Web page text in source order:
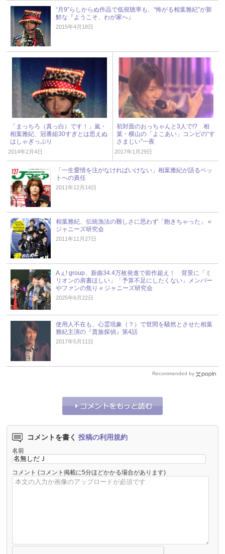
“月9”らしからぬ作品で低視聴率も、“怖がる相葉雅紀”が新
鮮な『ようこそ、わが家へ』
2015年4月18日
「まっちろ（真っ白）です！」嵐・
相葉雅紀、冠番組30すぎとは思えぬ
はしゃぎっぷり
2014年2月4日
初対面のおっちゃんと3人で!? 相
葉・横山の「よこあい」コンビの“す
さまじい”一夜
2017年1月29日
「一生愛情を注がなければいけない」相葉雅紀が語るペッ
トへの責任
2011年12月14日
相葉雅紀、伝統漁法の難しさに思わず「飽きちゃった」 «
ジャニーズ研究会
2011年11月27日
Aぇ! group、新曲34.4万枚発進で前作超え！ 背景に「ミ
リオンの肩書ほしい」「予算不足にしたくない」メンバー
やファンの焦り « ジャニーズ研究会
2025年6月22日
使用人不在も、心霊現象（？）で世間を騒然とさせた相葉
雅紀主演の『貴族探偵』第4話
2017年5月11日
Recommended by
コメントを書く 投稿の利用規約
名前
コメント (コメント掲載に5分ほどかかる場合があります)